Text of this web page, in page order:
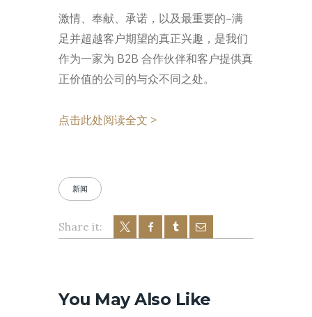
激情、奉献、承诺，以及最重要的–满
足并超越客户期望的真正兴趣，是我们
作为一家为 B2B 合作伙伴和客户提供真
正价值的公司的与众不同之处。
点击此处阅读全文 >
新闻
Share it:
导
You May Also Like